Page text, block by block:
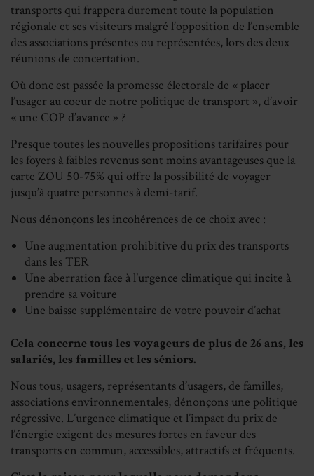
transports qui frappera durement toute la population
régionale et ses visiteurs malgré l’opposition de l’ensemble
des associations présentes ou représentées, lors des deux
réunions de concertation.
Où donc est passée la promesse électorale de « placer
l’usager au coeur de notre politique de transport », d’avoir
« une COP d’avance » ?
Presque toutes les nouvelles propositions tarifaires pour
les foyers à faibles revenus sont moins avantageuses que la
carte ZOU 50-75% qui offre la possibilité de voyager
jusqu’à quatre personnes à demi-tarif.
Nous dénonçons les incohérences de ce choix avec :
Une augmentation prohibitive du prix des transports
dans les TER
Une aberration face à l’urgence climatique qui incite à
prendre sa voiture
Une baisse supplémentaire de votre pouvoir d’achat
Cela concerne tous les voyageurs de plus de 26 ans, les
salariés, les familles et les séniors.
Nous tous, usagers, représentants d’usagers, de familles,
associations environnementales, dénonçons une politique
régressive. L’urgence climatique et l’impact du prix de
l’énergie exigent des mesures fortes en faveur des
transports en commun, accessibles, attractifs et fréquents.